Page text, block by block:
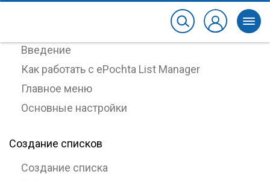
Введение
Как работать с ePochta List Manager
Главное меню
Основные настройки
Создание списков
Создание списка